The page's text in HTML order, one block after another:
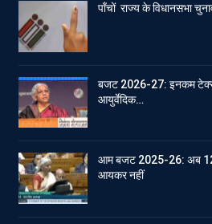
पाँचों राज्य के विधानसभा
बजट 2026-27: इनकम टेक्स
आयुर्वेदिक…
आम बजट 2025-26: अब
आयकर नहीं